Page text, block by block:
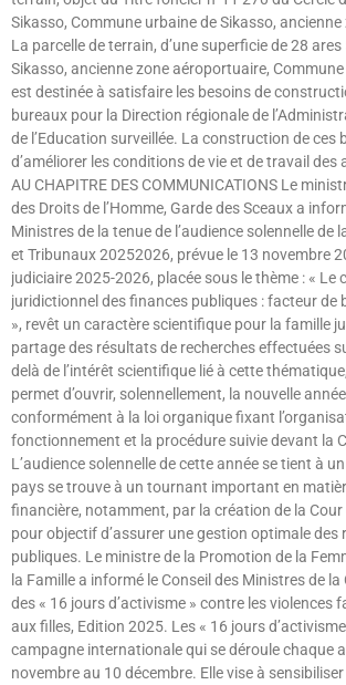
Sikasso, Commune urbaine de Sikasso,
La parcelle de terrain, d’une superficie de 28
Sikasso, ancienne zone aéroportuaire,
est destinée à satisfaire les besoins de
bureaux pour la Direction régionale de
de l’Education surveillée. La construction de ces
d’améliorer les conditions de vie et de travail des
AU CHAPITRE DES COMMUNICATIONS Le
des Droits de l’Homme, Garde des Sceaux a
Ministres de la tenue de l’audience solennelle de
et Tribunaux 20252026, prévue le 13 novembre
judiciaire 2025-2026, placée sous le thème : « Le
juridictionnel des finances publiques : facteur de
», revêt un caractère scientifique pour la famille
partage des résultats de recherches effectuées
delà de l’intérêt scientifique lié à cette
permet d’ouvrir, solennellement, la nouvelle
conformément à la loi organique fixant
fonctionnement et la procédure suivie devant la
L’audience solennelle de cette année se tient à
pays se trouve à un tournant important en
financière, notamment, par la création de la
pour objectif d’assurer une gestion optimale des
publiques. Le ministre de la Promotion de la
la Famille a informé le Conseil des Ministres de
des « 16 jours d’activisme » contre les violences
aux filles, Edition 2025. Les « 16 jours
campagne internationale qui se déroule chaque
novembre au 10 décembre. Elle vise à